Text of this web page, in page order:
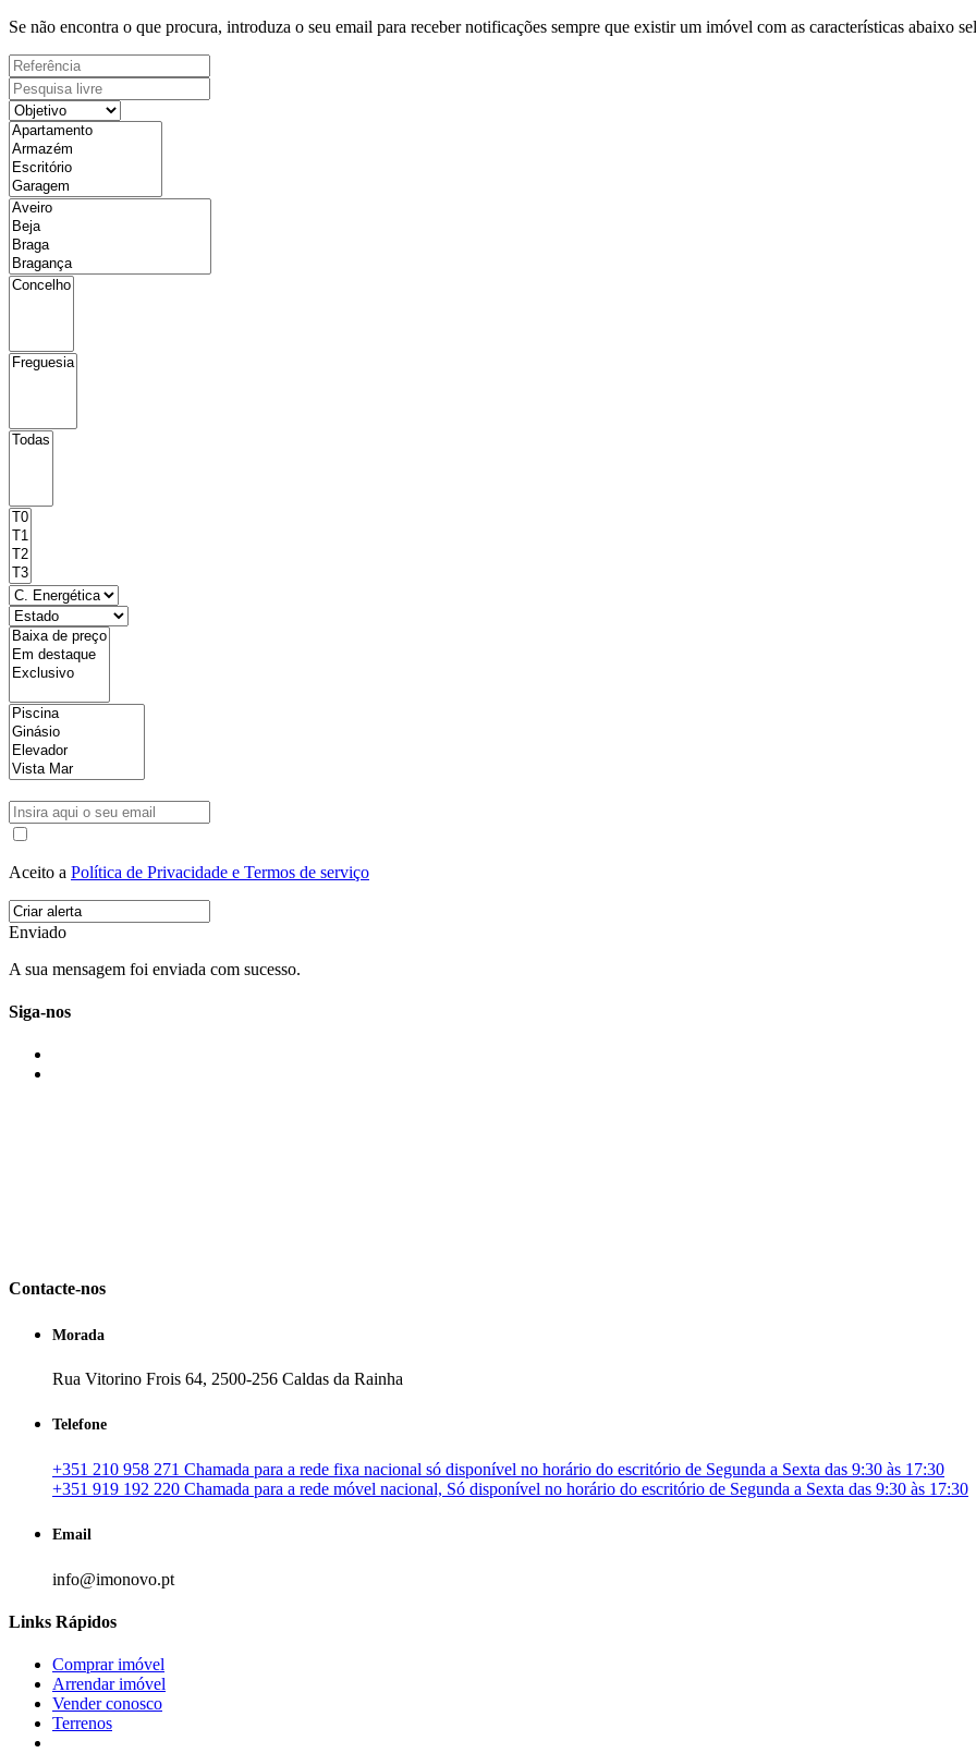
Se não encontra o que procura, introduza o seu email para receber notificações sempre que existir um imóvel com as características abaixo
Aceito a Política de Privacidade e Termos de serviço
Enviado
A sua mensagem foi enviada com sucesso.
Siga-nos
Contacte-nos
Morada
Rua Vitorino Frois 64, 2500-256 Caldas da Rainha
Telefone
+351 210 958 271 Chamada para a rede fixa nacional só disponível no horário do escritório de Segunda a Sexta das 9:30 às 17:30
+351 919 192 220 Chamada para a rede móvel nacional, Só disponível no horário do escritório de Segunda a Sexta das 9:30 às 17:30
Email
info@imonovo.pt
Links Rápidos
Comprar imóvel
Arrendar imóvel
Vender conosco
Terrenos